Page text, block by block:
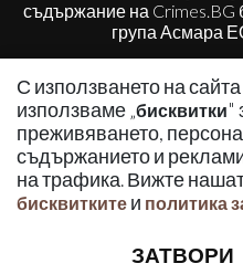
С използването на
използваме „бисквитки"
преживяването,
съдържанието и
на трафика. Вижте
бисквитките и политика
ЗАТВОРИ
съдържание на
група Асмара
© 2010 - 2026 |
ОБЩИ
ПОЛИТИКА ЗА